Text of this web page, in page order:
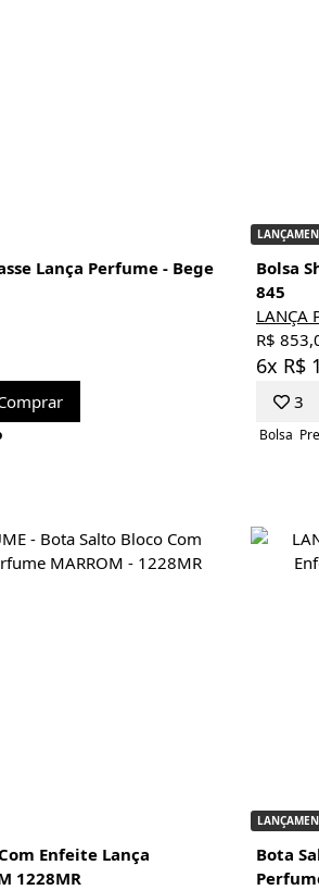
Lança Perfume - Bege
Bolsa
845
LANÇA
R$
6x R$
3
Bolsa
Enfeite Lança
1228MR
Bota